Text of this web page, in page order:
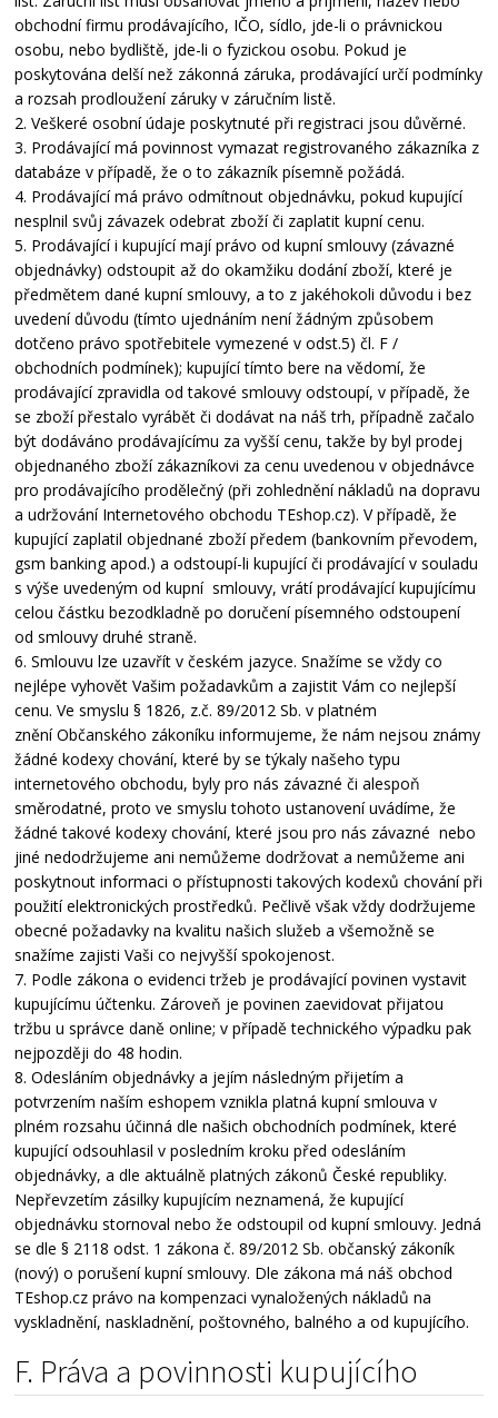
obchodní firmu prodávajícího, IČO, sídlo, jde-li o právnickou
osobu, nebo bydliště, jde-li o fyzickou osobu. Pokud je
poskytována delší než zákonná záruka, prodávající určí podmínky
a rozsah prodloužení záruky v záručním listě.
2. Veškeré osobní údaje poskytnuté při registraci jsou důvěrné.
3. Prodávající má povinnost vymazat registrovaného zákazníka z
databáze v případě, že o to zákazník písemně požádá.
4. Prodávající má právo odmítnout objednávku, pokud kupující
nesplnil svůj závazek odebrat zboží či zaplatit kupní cenu.
5. Prodávající i kupující mají právo od kupní smlouvy (závazné
objednávky) odstoupit až do okamžiku dodání zboží, které je
předmětem dané kupní smlouvy, a to z jakéhokoli důvodu i bez
uvedení důvodu (tímto ujednáním není žádným způsobem
dotčeno právo spotřebitele vymezené v odst.5) čl. F /
obchodních podmínek); kupující tímto bere na vědomí, že
prodávající zpravidla od takové smlouvy odstoupí, v případě, že
se zboží přestalo vyrábět či dodávat na náš trh, případně začalo
být dodáváno prodávajícímu za vyšší cenu, takže by byl prodej
objednaného zboží zákazníkovi za cenu uvedenou v objednávce
pro prodávajícího prodělečný (při zohlednění nákladů na dopravu
a udržování Internetového obchodu TEshop.cz). V případě, že
kupující zaplatil objednané zboží předem (bankovním převodem,
gsm banking apod.) a odstoupí-li kupující či prodávající v souladu
s výše uvedeným od kupní smlouvy, vrátí prodávající kupujícímu
celou částku bezodkladně po doručení písemného odstoupení
od smlouvy druhé straně.
6. Smlouvu lze uzavřít v českém jazyce. Snažíme se vždy co
nejlépe vyhovět Vašim požadavkům a zajistit Vám co nejlepší
cenu. Ve smyslu § 1826, z.č. 89/2012 Sb. v platném
znění Občanského zákoníku informujeme, že nám nejsou známy
žádné kodexy chování, které by se týkaly našeho typu
internetového obchodu, byly pro nás závazné či alespoň
směrodatné, proto ve smyslu tohoto ustanovení uvádíme, že
žádné takové kodexy chování, které jsou pro nás závazné nebo
jiné nedodržujeme ani nemůžeme dodržovat a nemůžeme ani
poskytnout informaci o přístupnosti takových kodexů chování při
použití elektronických prostředků. Pečlivě však vždy dodržujeme
obecné požadavky na kvalitu našich služeb a všemožně se
snažíme zajisti Vaši co nejvyšší spokojenost.
7. Podle zákona o evidenci tržeb je prodávající povinen vystavit
kupujícímu účtenku. Zároveň je povinen zaevidovat přijatou
tržbu u správce daně online; v případě technického výpadku pak
nejpozději do 48 hodin.
8. Odesláním objednávky a jejím následným přijetím a
potvrzením naším eshopem vznikla platná kupní smlouva v
plném rozsahu účinná dle našich obchodních podmínek, které
kupující odsouhlasil v posledním kroku před odesláním
objednávky, a dle aktuálně platných zákonů České republiky.
Nepřevzetím zásilky kupujícím neznamená, že kupující
objednávku stornoval nebo že odstoupil od kupní smlouvy. Jedná
se dle § 2118 odst. 1 zákona č. 89/2012 Sb. občanský zákoník
(nový) o porušení kupní smlouvy. Dle zákona má náš obchod
TEshop.cz právo na kompenzaci vynaložených nákladů na
vyskladnění, naskladnění, poštovného, balného a od kupujícího.
F. Práva a povinnosti kupujícího